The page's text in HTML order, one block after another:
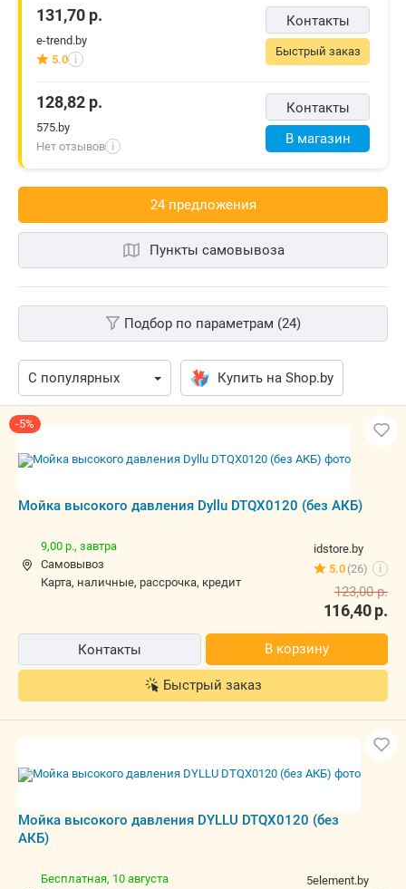
Контакты
Быстрый заказ
131,70 р.
e-trend.by
5.0 i
Контакты
В магазин
128,82 р.
575.by
Нет отзывов i
24 предложения
Пункты самовывоза
Подбор по параметрам (24)
Купить на Shop.by
-5%
Мойка высокого давления Dyllu DTQX0120 (без АКБ)
idstore.by
5.0 (26) i
9,00 р., завтра
Самовывоз
карта, наличные, рассрочка, кредит
116,40р.
123,00р.
Контакты В корзину
Быстрый заказ
Мойка высокого давления DYLLU DTQX0120 (без
АКБ)
5element.by
Бесплатная, 10 августа